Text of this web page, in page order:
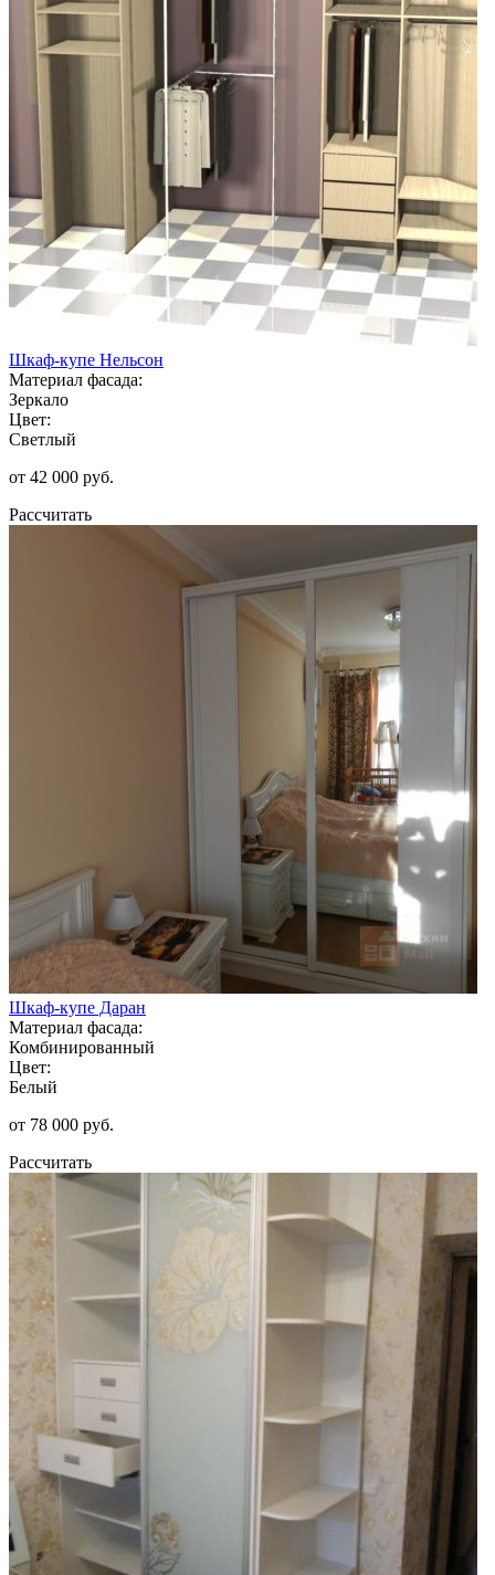
Шкаф-купе Нельсон
Материал фасада:
Зеркало
Цвет:
Светлый
от 42 000 руб.
Рассчитать
Шкаф-купе Даран
Материал фасада:
Комбинированный
Цвет:
Белый
от 78 000 руб.
Рассчитать